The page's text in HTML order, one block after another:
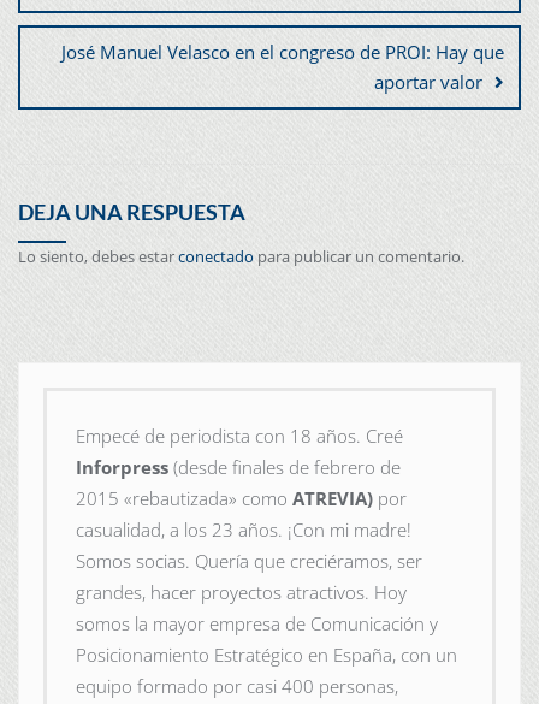
José Manuel Velasco en el congreso de PROI: Hay que
aportar valor
DEJA UNA RESPUESTA
Lo siento, debes estarconectado para publicar un comentario.
Empecé de periodista con 18 años. Creé
Inforpress (desde finales de febrero de
2015 «rebautizada» como ATREVIA) por
casualidad, a los 23 años. ¡Con mi madre!
Somos socias. Quería que creciéramos, ser
grandes, hacer proyectos atractivos. Hoy
somos la mayor empresa de Comunicación y
Posicionamiento Estratégico en España, con un
equipo formado por casi 400 personas,